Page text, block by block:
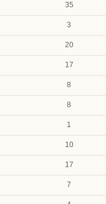
35
3
20
17
8
8
1
10
17
7